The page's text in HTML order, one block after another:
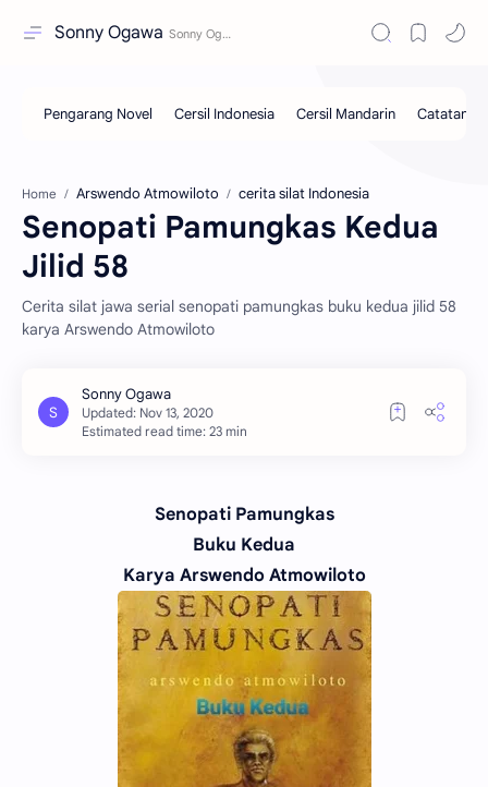
Sonny Ogawa
Home Arswendo Atmowiloto cerita silat Indonesia
Senopati Pamungkas Kedua
Jilid 58
Cerita silat jawa serial senopati pamungkas buku kedua jilid 58
karya Arswendo Atmowiloto
Estimated read time: 23 min
Senopati Pamungkas
Buku Kedua
Karya Arswendo Atmowiloto